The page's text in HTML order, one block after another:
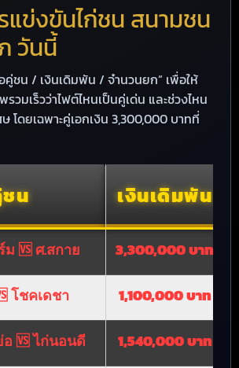
แข่งขันไก่ชน สนามชน
วันนี้
คู่ชน / เงินเดิมพัน / จำนวนยก” เพื่อให้
วมเร็วว่าไฟต์ไหนเป็นคู่เด่น และช่วงไหน
โดยเฉพาะคู่เอกเงิน 3,300,000 บาทที่
น เงินเดิมพัน
🆚 ศ.สกาย 3,300,000 บาท
โชคเดชา 1,100,000 บาท
อ 🆚 ไก่นอนดี 1,540,000 บาท